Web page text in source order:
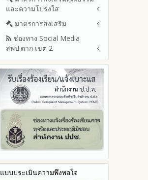
ปีงบประมาณ พ.ศ. 2568
ปีงบประมาณ
ประมวลจริยธรรมและการขับ
เคลื่อนจริยธรรม
ทุจริตและประพฤติมิชอบ
ข้อมูลสถิติเรื่องร้องเรียนการ
ทุจริตและประพฤติมิชอบ ประจำ
ปีงบประมาณ
การเปิดโอกาสให้มีส่วนร่วมใน
การดำเนินงานปีงบประมาณ
Policy จากการปฏิบัติหน้าที่และ
การเสริมสร้างรู้เกี่ยวกับหลักเกณฑ์
การรับทรัพย์สินหรือประโยชน์อื่น
ใดโดยธรรมจรรยาของเจ้า
พนักงานของรัฐ
การประเมินความเสี่ยงการทุจริต
ในสำนักงานเขตพื้นที่การศึกษา
ประจำปีงบประมาณ
รายงานผลการดำเนินการตาม
แผนบริหารจัดการความเสี่ยงการ
ทุจริตของสำนักงานเขตพื้นที่การ
ศึกษา ประจำงบประมาณ
และความโปร่งใส
แผนปฏิบัติการป้องกันการทุจริต
ประจำปีงบประมาณ
2569
2568
2567
2566
2565
2564
รายงานผลการดำเนินการ
ป้องกันการทุจริตประจำปี
2568
2567
2566
2565
มาตรการส่งเสริม
มาตรการเผยแพร่ข้อมูลต่อ
สาธารณะ
มาตรการส่งเสริมความโปร่งใสใน
การจัดซื้อจัดจ้าง
มาตราการจัดการเรื่องร้องเรียน
การทุจริต
มาตรการป้องกันการรับสินบน
มาตรการป้องกันการขัดกัน
ระหว่างผลประโยชน์ส่วนตนกับ
ส่วนรวม
มาตรการตรวจสอบการใช้ดุลพินิจ
มาตราการให้ผู้มีส่วนได้ส่วนเสียมี
ส่วนร่วม
ช่องทาง Social Media
สพป.ตาก เขต 2
Q&A / ชมเชย / เสนอแนะ
Facebook เพจ สพป.ตาก 2
Youtube ช่อง สพป.ตาก เขต 2
Youtube เรื่องเล่าข่าวตาก 2
แบบประเมินความพึงพอใจ